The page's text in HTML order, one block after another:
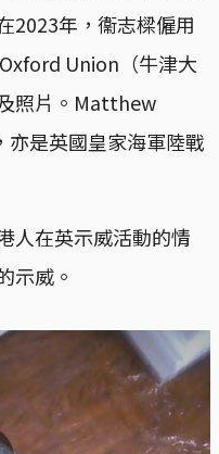
2023年，衞志樑僱用
Union（牛津大
照片。Matthew
是英國皇家海軍陸戰
人在英示威活動的情
示威。